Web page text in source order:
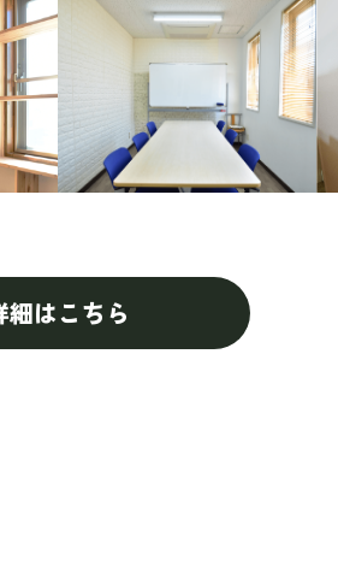
細はこちら